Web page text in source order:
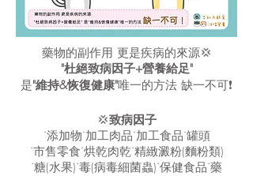
藥物的副作用 更是疾病的來源💢
"杜絕致病因子+營養給足"
是"維持&恢復健康"唯一的方法 缺一不可❗️
💢致病因子
˙添加物˙加工肉品˙加工食品˙罐頭
˙市售零食˙烘乾肉乾˙精緻澱粉(麵粉類)
˙糖(水果)˙毒(病毒細菌蟲)˙保健食品˙藥